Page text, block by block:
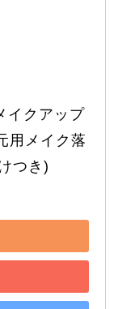
イクアップ
用メイク落
つき)